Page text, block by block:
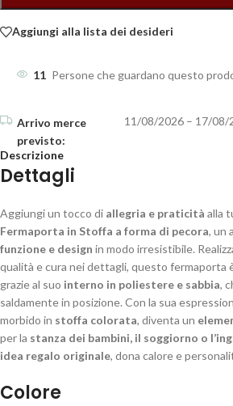
Aggiungi alla lista dei desideri
11 Persone che guardano questo
11/08/2026 – 17/08/
Descrizione
Dettagli
Aggiungi un tocco di allegria e praticità alla
Fermaporta in Stoffa a forma di pecora, un
funzione e design in modo irresistibile.
qualità e cura nei dettagli, questo fermaporta
grazie al suo interno in poliestere e sabbia,
saldamente in posizione. Con la sua
morbido in stoffa colorata, diventa un
per la stanza dei bambini, il soggiorno o
idea regalo originale, dona calore e
Colore